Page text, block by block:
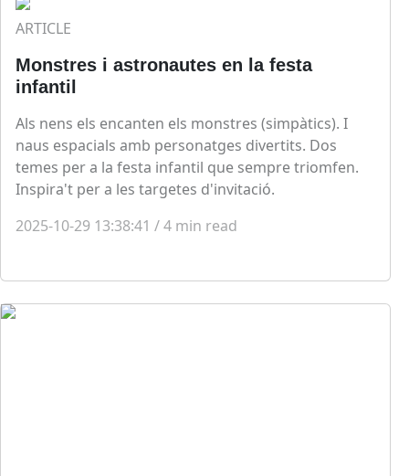
ARTICLE
Monstres i astronautes en la festa
infantil
Als nens els encanten els monstres (simpàtics). I
naus espacials amb personatges divertits. Dos
temes per a la festa infantil que sempre triomfen.
Inspira't per a les targetes d'invitació.
2025-10-29 13:38:41 /4 min read